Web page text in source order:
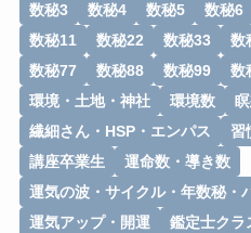
数秘3
数秘4 数秘5 数秘6
数秘11
数秘22 数秘33 数
数秘77
数秘88 数秘99 数
環境・土地・神社
環境数
繊細さん・HSP・エンパス
習
講座卒業生
運命数・導き数
運気の波・サイクル・年数秘・
運気アップ・開運
鑑定士クラ